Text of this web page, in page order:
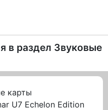
в раздел Звуковые
карты
U7 Echelon Edition